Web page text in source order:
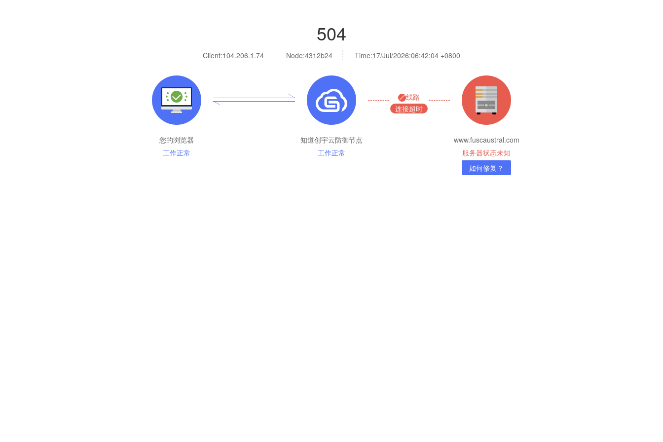
504
Client:104.206.1.74 Node:4312b24 Time:17/Jul/2026:06:42:04 +0800
您的浏览器
工作正常
知道创宇云防御节点
工作正常
线路
连接超时
www.fuscaustral.com
服务器状态未知
如何修复？